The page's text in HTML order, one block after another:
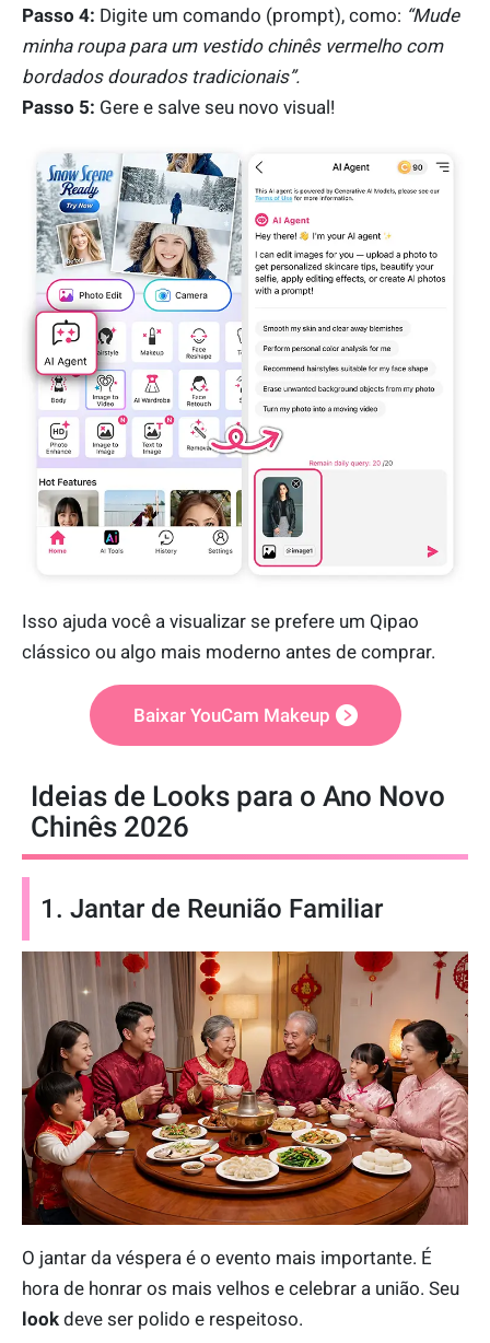
Passo 4: Digite um comando (prompt), como: “Mude
minha roupa para um vestido chinês vermelho com
bordados dourados tradicionais”.
Passo 5: Gere e salve seu novo visual!
Isso ajuda você a visualizar se prefere um Qipao
clássico ou algo mais moderno antes de comprar.
Baixar YouCam Makeup
Ideias de Looks para o Ano Novo
Chinês 2026
1. Jantar de Reunião Familiar
O jantar da véspera é o evento mais importante. É
hora de honrar os mais velhos e celebrar a união. Seu
look deve ser polido e respeitoso.